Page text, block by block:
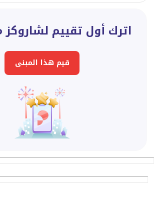
اترك أول تقييم
قيم هذا المبنى